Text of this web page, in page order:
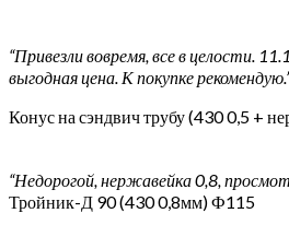
“Привезли вовремя, все в целости.
выгодная цена. К покупке
Конус на сэндвич трубу (430 0,5 +
“Недорогой, нержавейка 0,8,
Тройник-Д 90 (430 0,8мм) Ф115